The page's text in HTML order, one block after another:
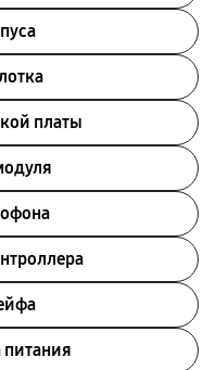
платы
питания